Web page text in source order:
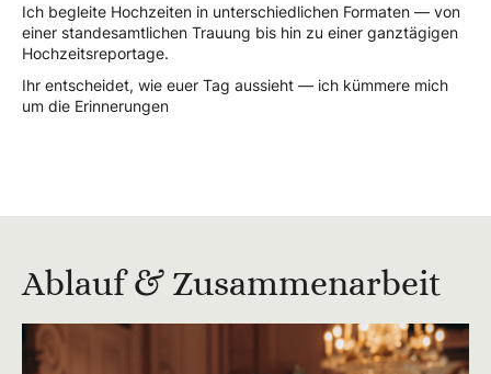
Ich begleite Hochzeiten in unterschiedlichen Formaten — von
einer standesamtlichen Trauung bis hin zu einer ganztägigen
Hochzeitsreportage.
Ihr entscheidet, wie euer Tag aussieht — ich kümmere mich
um die Erinnerungen
Ablauf & Zusammenarbeit